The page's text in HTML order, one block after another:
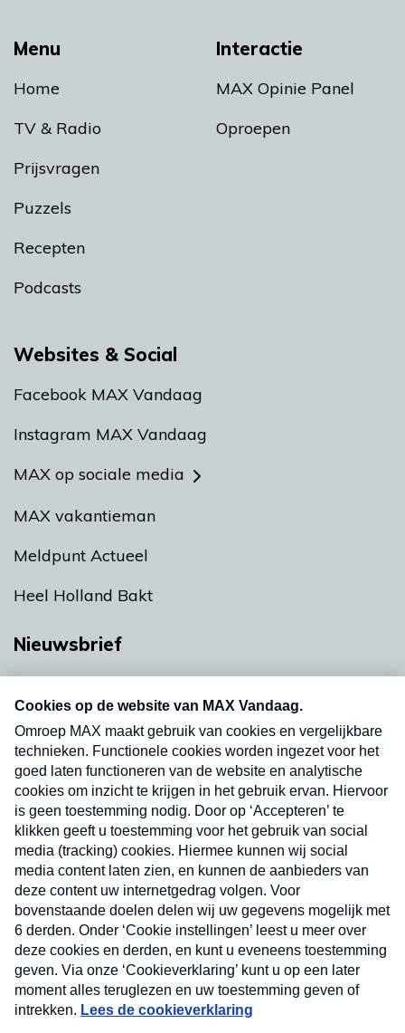
Menu
Home
TV & Radio
Prijsvragen
Puzzels
Recepten
Podcasts
Interactie
MAX Opinie Panel
Oproepen
Websites & Social
Facebook MAX Vandaag
Instagram MAX Vandaag
MAX op sociale media
MAX vakantieman
Meldpunt Actueel
Heel Holland Bakt
Nieuwsbrief
nieuwsbrief. Elke vrijdag- en dinsdagochtend in
uw mailbox.
Verzend
Nieuwsbrief
Neem hier een gratis abonnement op onze
nieuwsbrief. Elke vrijdag- en dinsdagochtend in uw